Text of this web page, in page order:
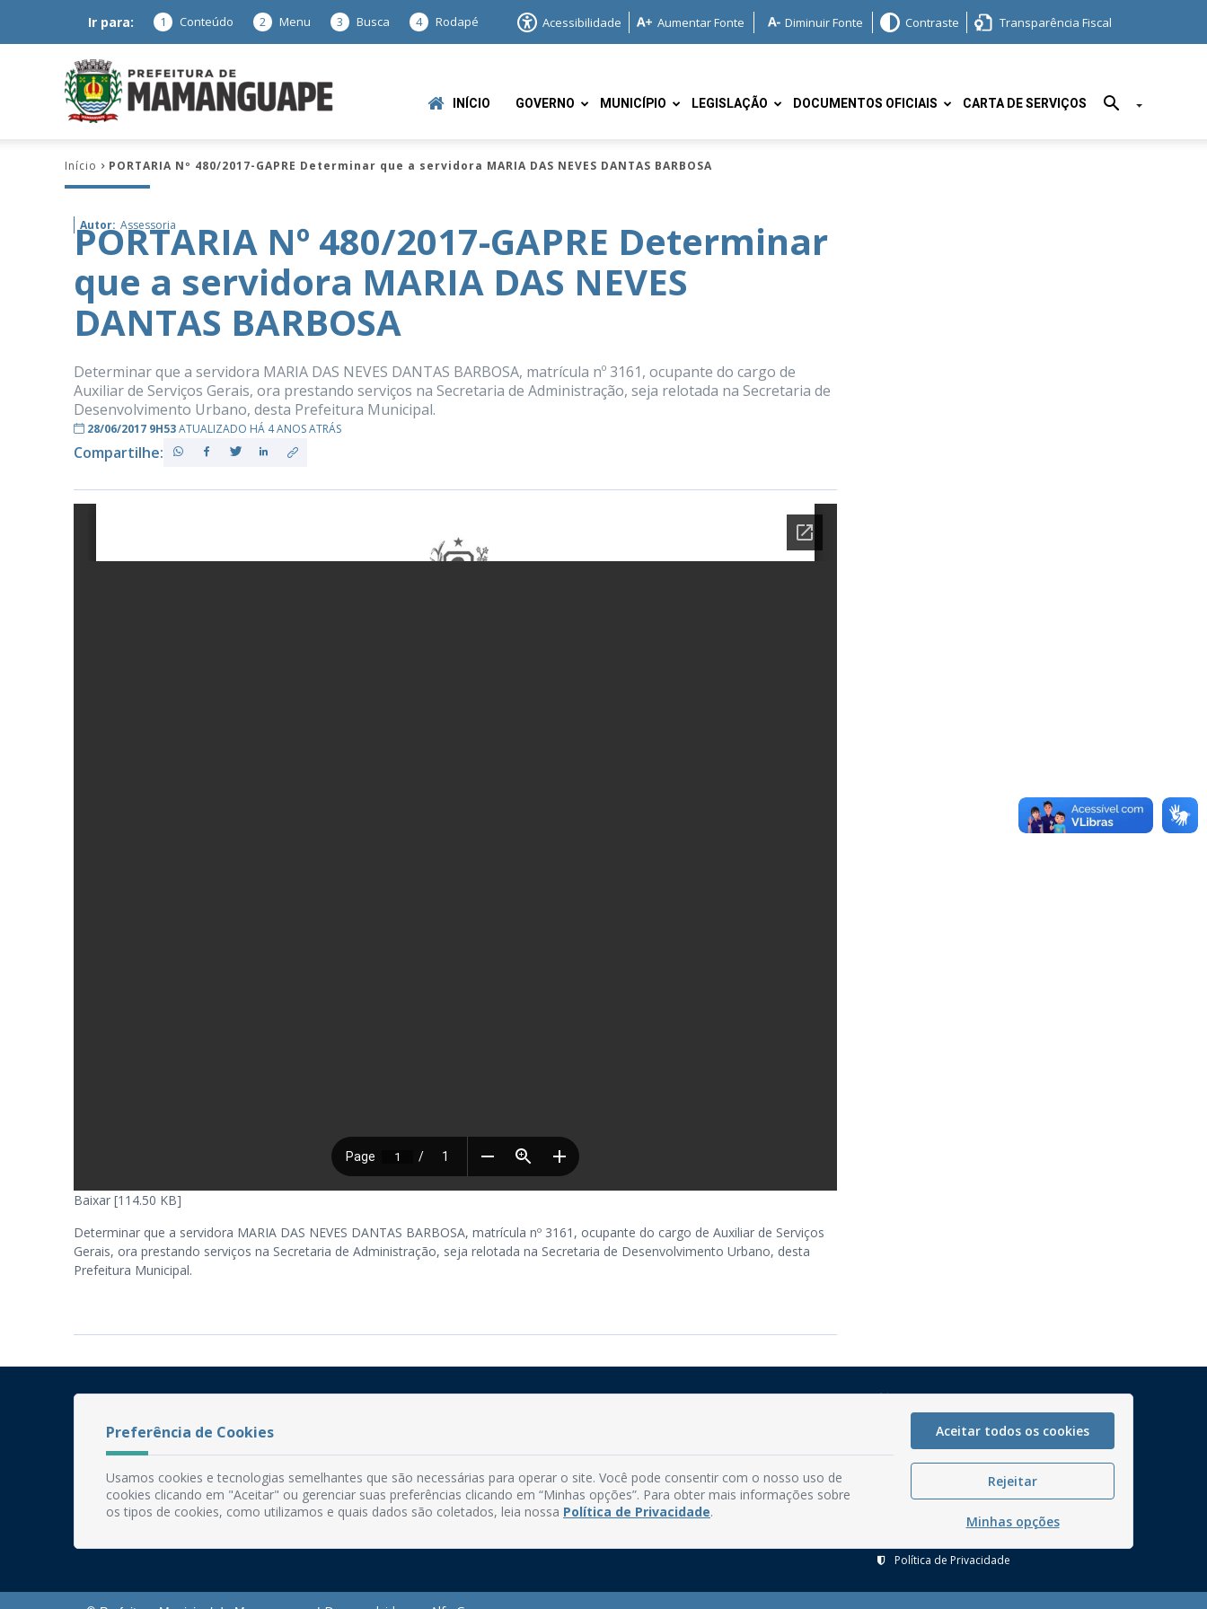
Ir para: 1 Conteúdo 2 Menu 3 Busca 4 Rodapé Acessibilidade Aumentar Fonte Diminuir Fonte Contraste Transparência Fiscal
Mamanguape
–
INÍCIO GOVERNO MUNICÍPIO LEGISLAÇÃO DOCUMENTOS OFICIAIS CARTA DE SERVIÇOS
Início PORTARIA Nº 480/2017-GAPRE Determinar que a servidora MARIA DAS NEVES DANTAS BARBOSA
Autor: Assessoria
PORTARIA Nº 480/2017-GAPRE Determinar
que a servidora MARIA DAS NEVES
DANTAS BARBOSA
Determinar que a servidora MARIA DAS NEVES DANTAS BARBOSA, matrícula nº 3161, ocupante do cargo de
Auxiliar de Serviços Gerais, ora prestando serviços na Secretaria de Administração, seja relotada na Secretaria de
Desenvolvimento Urbano, desta Prefeitura Municipal.
28/06/2017 9H53ATUALIZADO HÁ 4 ANOS ATRÁS
Compartilhe:
Baixar [114.50 KB]
Determinar que a servidora MARIA DAS NEVES DANTAS BARBOSA, matrícula nº 3161, ocupante do cargo de Auxiliar de Serviços
Gerais, ora prestando serviços na Secretaria de Administração, seja relotada na Secretaria de Desenvolvimento Urbano, desta
Prefeitura Municipal.
CEP: 58.280-000 - Mamanguape/PB
Fone: (83) 3292-2246
Email: comunicacao@mamanguape.pb.gov.br
Expediente: Segunda à Sexta, das 08h às 13h
Mapa do Site
Perguntas frequentes
Manual de Navegação
Serviços Internos
Política de Privacidade
Preferência de Cookies
Usamos cookies e tecnologias semelhantes que são necessárias para operar o site. Você pode consentir com o nosso uso de
cookies clicando em "Aceitar" ou gerenciar suas preferências clicando em “Minhas opções”. Para obter mais informações sobre
os tipos de cookies, como utilizamos e quais dados são coletados, leia nossa Política de Privacidade.
Aceitar todos os cookies
Rejeitar
Minhas opções